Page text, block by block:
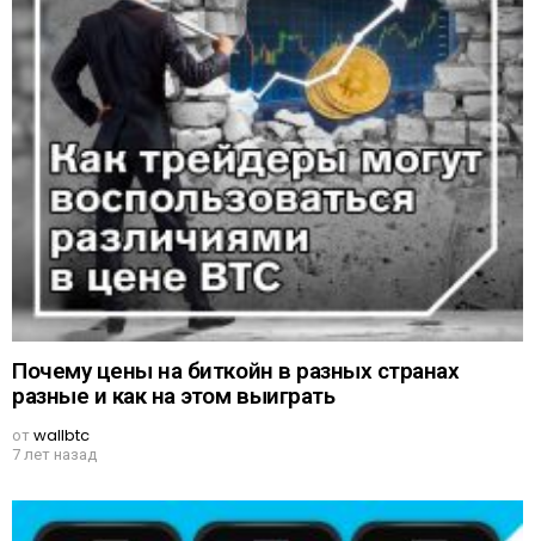
Почему цены на биткойн в разных странах
разные и как на этом выиграть
отwallbtc
7 лет назад